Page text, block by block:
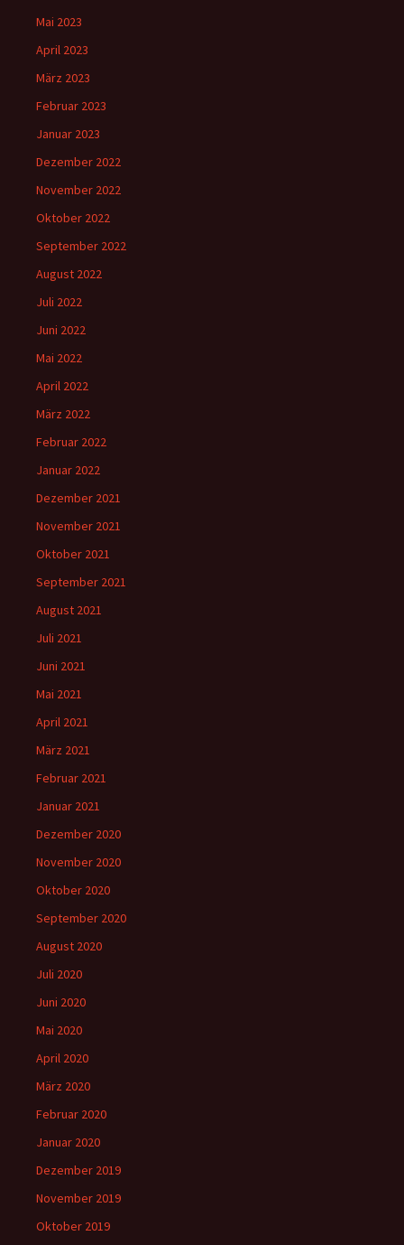
Mai 2023
April 2023
März 2023
Februar 2023
Januar 2023
Dezember 2022
November 2022
Oktober 2022
September 2022
August 2022
Juli 2022
Juni 2022
Mai 2022
April 2022
März 2022
Februar 2022
Januar 2022
Dezember 2021
November 2021
Oktober 2021
September 2021
August 2021
Juli 2021
Juni 2021
Mai 2021
April 2021
März 2021
Februar 2021
Januar 2021
Dezember 2020
November 2020
Oktober 2020
September 2020
August 2020
Juli 2020
Juni 2020
Mai 2020
April 2020
März 2020
Februar 2020
Januar 2020
Dezember 2019
November 2019
Oktober 2019